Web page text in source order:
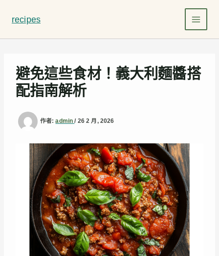
要
recipes
避免這些食材！義大利麵醬搭
配指南解析
作者:admin/ 26 2 月, 2026